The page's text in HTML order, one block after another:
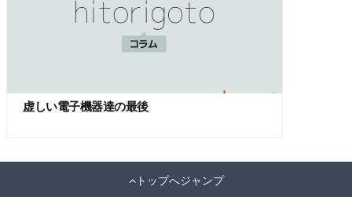
虚しい電子機器達の最後
トップへジャンプ